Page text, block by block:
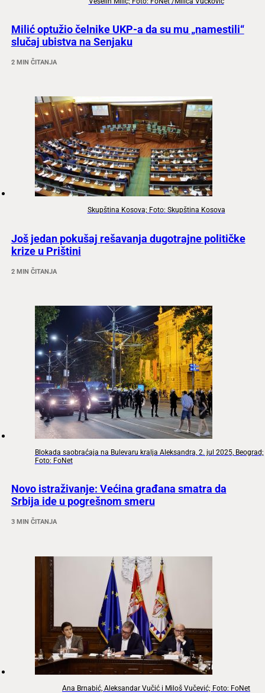
Milić optužio čelnike UKP-a da su mu „namestili“
slučaj ubistva na Senjaku
2 MIN ČITANJA
Skupština Kosova; Foto: Skupština Kosova
Još jedan pokušaj rešavanja dugotrajne političke
krize u Prištini
2 MIN ČITANJA
Blokada saobraćaja na Bulevaru kralja Aleksandra, 2. jul 2025, Beograd;
Foto: FoNet
Novo istraživanje: Većina građana smatra da
Srbija ide u pogrešnom smeru
3 MIN ČITANJA
Ana Brnabić, Aleksandar Vučić i Miloš Vučević; Foto: FoNet